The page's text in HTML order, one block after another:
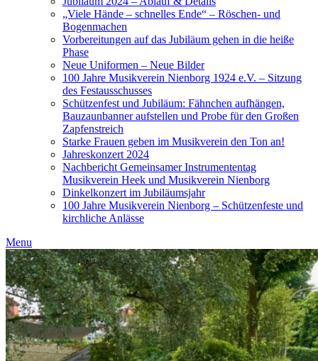
„Viele Hände – schnelles Ende“ – Röschen- und
Bogenmachen
Vorbereitungen auf das Jubiläum gehen in die heiße
Phase
Neue Uniformen – Neue Bilder
100 Jahre Musikverein Nienborg 1924 e.V. – Sitzung
des Festausschusses
Schützenfest und Jubiläum: Fähnchen aufhängen,
Bauzaunbanner aufstellen und Probe für den Großen
Zapfenstreich
Starke Frauen geben im Musikverein den Ton an!
Jahreskonzert 2024
Nachbericht Gemeinsamer Instrumententag
Musikverein Heek und Musikverein Nienborg
Dinkelkonzert im Jubiläumsjahr
100 Jahre Musikverein Nienborg – Schützenfeste und
kirchliche Anlässe
Menu